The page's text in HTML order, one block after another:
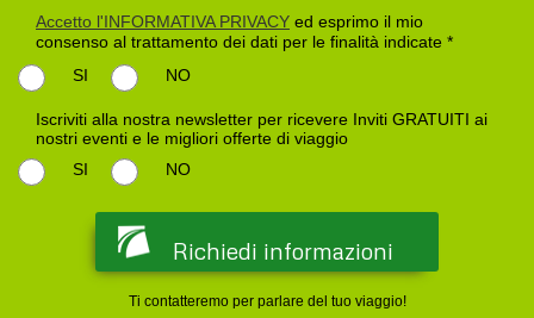
Accetto l'INFORMATIVA PRIVACY ed esprimo il mio
consenso al trattamento dei dati per le finalità indicate *
SI
NO
Iscriviti alla nostra newsletter per ricevere Inviti GRATUITI ai
nostri eventi e le migliori offerte di viaggio
SI
NO
Ti contatteremo per parlare del tuo viaggio!